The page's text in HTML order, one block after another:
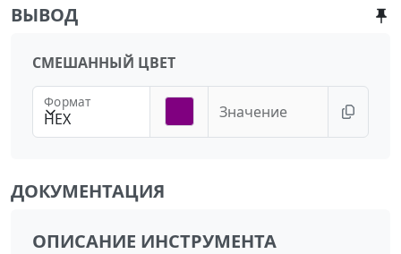
ВЫВОД
СМЕШАННЫЙ ЦВЕТ
HEX
Формат
Значение
ДОКУМЕНТАЦИЯ
ОПИСАНИЕ ИНСТРУМЕНТА